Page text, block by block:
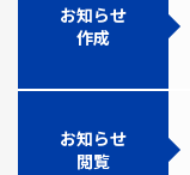
お知らせ
作成
お知らせ
閲覧